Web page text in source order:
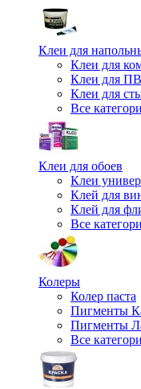
Клеи для
Клеи для
Клеи для
Клеи для
Все
Клеи для обоев
Клеи
Клей для
Клей для
Все
Колеры
Колер паста
Пигменты
Пигменты
Все